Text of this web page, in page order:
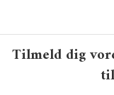
Tilmeld dig